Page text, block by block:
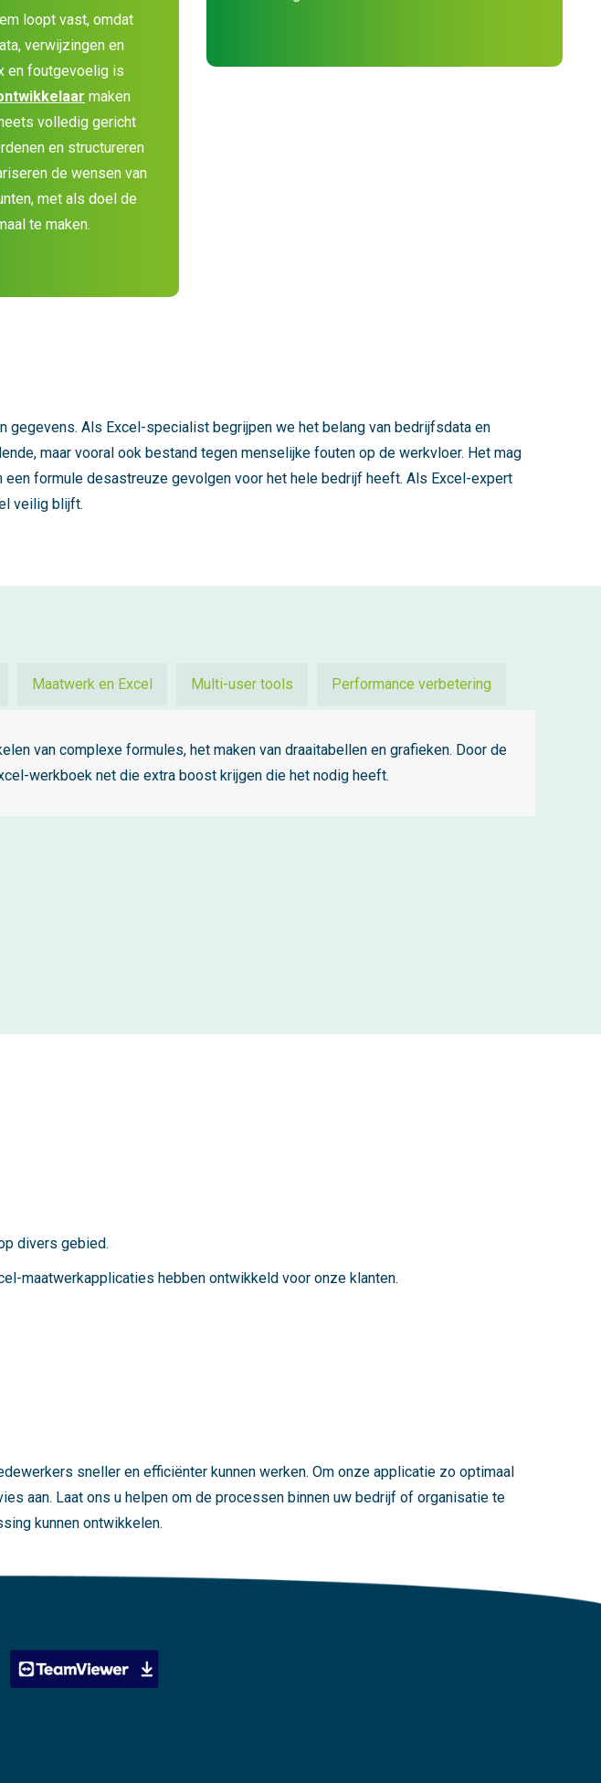
loopt vast, omdat
verwijzingen en
en foutgevoelig is
maken
volledig gericht
en structureren
de wensen van
met als doel de
te maken.
Als Excel-specialist begrijpen we het belang van bedrijfsdata en
maar vooral ook bestand tegen menselijke fouten op de werkvloer. Het mag
formule desastreuze gevolgen voor het hele bedrijf heeft. Als Excel-expert
veilig blijft.
Maatwerk en Excel Multi-user tools Performance verbetering
van complexe formules, het maken van draaitabellen en grafieken. Door de
werkboek net die extra boost krijgen die het nodig heeft.
divers gebied.
maatwerkapplicaties hebben ontwikkeld voor onze klanten.
sneller en efficiënter kunnen werken. Om onze applicatie zo optimaal
aan. Laat ons u helpen om de processen binnen uw bedrijf of organisatie te
kunnen ontwikkelen.